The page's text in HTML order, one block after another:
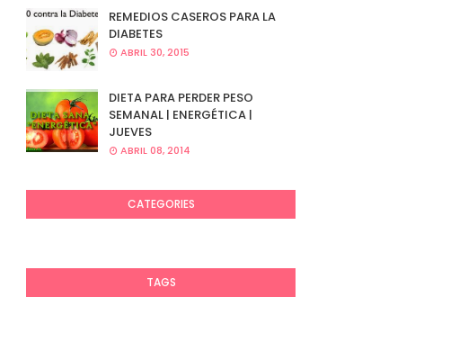
REMEDIOS CASEROS PARA LA
DIABETES
ABRIL 30, 2015
DIETA PARA PERDER PESO
SEMANAL | ENERGÉTICA |
JUEVES
ABRIL 08, 2014
CATEGORIES
TAGS